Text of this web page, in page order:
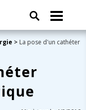
> La pose d'un cathéter